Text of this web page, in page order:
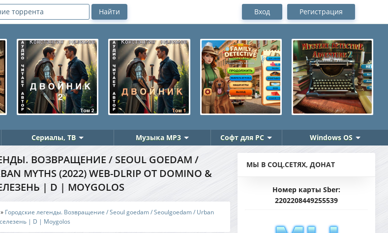
Вход Регистрация
Сериалы, ТВ Музыка MP3 Софт для PC Windows OS
ВОЗВРАЩЕНИЕ / SEOUL GOEDAM /
MYTHS (2022) WEB-DLRIP ОТ DOMINO &
| D | MOYGOLOS
» Городские легенды. Возвращение / Seoul goedam / Seoulgoedam / Urban
| D | Moygolos
МЫ В СОЦ.СЕТЯХ, ДОНАТ
Номер карты Sber:
2202208449255539